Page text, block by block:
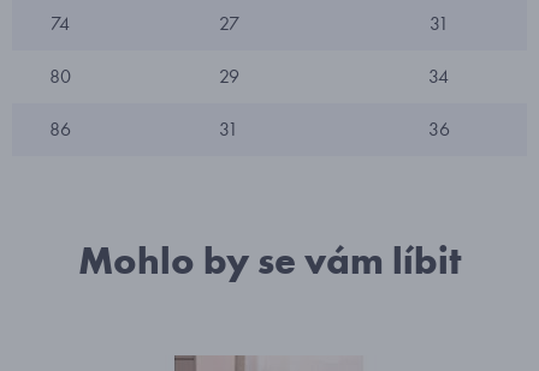
74 27 31
80 29 34
86 31 36
Mohlo by se vám líbit